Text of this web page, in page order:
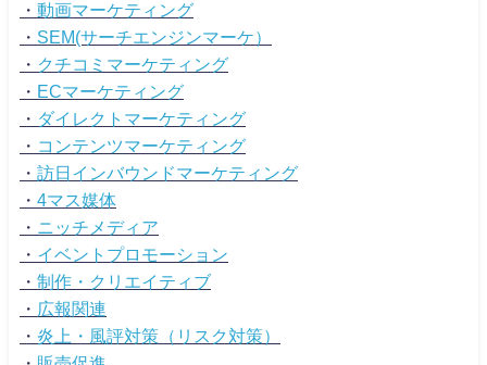
・ 動画マーケティング
・ SEM(サーチエンジンマーケ）
・ クチコミマーケティング
・ ECマーケティング
・ ダイレクトマーケティング
・ コンテンツマーケティング
・ 訪日インバウンドマーケティング
・ 4マス媒体
・ ニッチメディア
・ イベントプロモーション
・ 制作・クリエイティブ
・ 広報関連
・ 炎上・風評対策（リスク対策）